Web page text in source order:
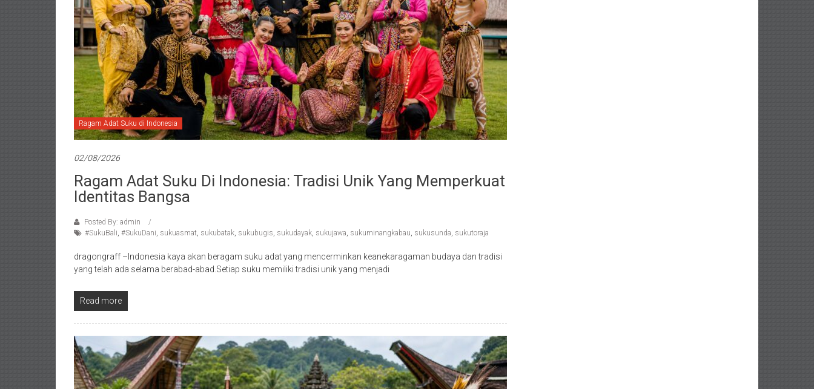
Ragam Adat Suku di Indonesia
02/08/2026
Ragam Adat Suku Di Indonesia: Tradisi Unik Yang Memperkuat
Identitas Bangsa
Posted By: admin
#SukuBali, #SukuDani, sukuasmat, sukubatak, sukubugis, sukudayak, sukujawa, sukuminangkabau, sukusunda, sukutoraja
dragongraff –Indonesia kaya akan beragam suku adat yang mencerminkan keanekaragaman budaya dan tradisi
yang telah ada selama berabad-abad.Setiap suku memiliki tradisi unik yang menjadi
Read more